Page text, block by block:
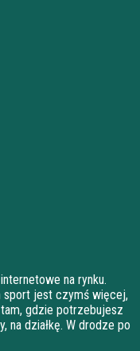
na rynku.
sport jest czymś więcej,
gdzie potrzebujesz
na działkę. W drodze po